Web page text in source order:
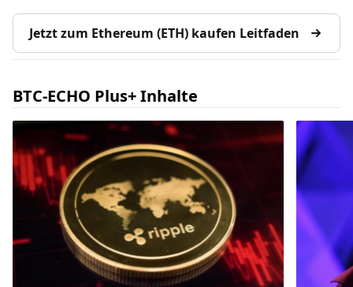
Jetzt zum Ethereum (ETH) kaufen Leitfaden
BTC-ECHO Plus+ Inhalte